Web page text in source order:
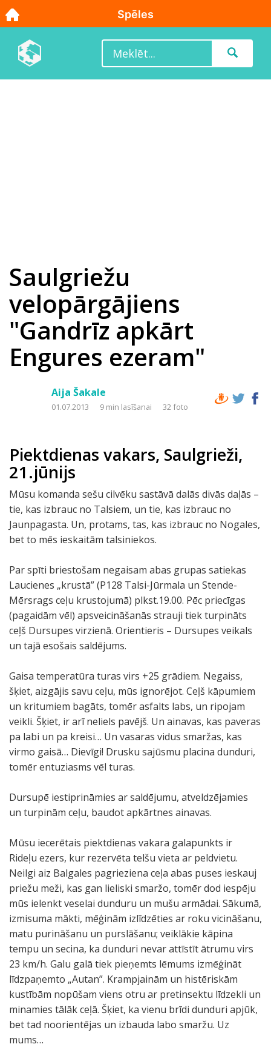
Saulgriežu
velopārgājiens
"Gandrīz apkārt
Engures ezeram"
Aija Šakale
01.07.2013 9 min lasīšanai 32 foto
Piektdienas vakars, Saulgrieži,
21.jūnijs
Mūsu komanda sešu cilvēku sastāvā dalās divās daļās –
tie, kas izbrauc no Talsiem, un tie, kas izbrauc no
Jaunpagasta. Un, protams, tas, kas izbrauc no Nogales,
bet to mēs ieskaitām talsiniekos.
Par spīti briestošam negaisam abas grupas satiekas
Laucienes „krustā” (P128 Talsi-Jūrmala un Stende-
Mērsrags ceļu krustojumā) plkst.19.00. Pēc priecīgas
(pagaidām vēl) apsveicināšanās strauji tiek turpināts
ceļš Dursupes virzienā. Orientieris – Dursupes veikals
un tajā esošais saldējums.
Gaisa temperatūra turas virs +25 grādiem. Negaiss,
šķiet, aizgājis savu ceļu, mūs ignorējot. Ceļš kāpumiem
un kritumiem bagāts, tomēr asfalts labs, un ripojam
veikli. Šķiet, ir arī neliels pavējš. Un ainavas, kas paveras
pa labi un pa kreisi… Un vasaras vidus smaržas, kas
virmo gaisā… Dievīgi! Drusku sajūsmu placina dunduri,
tomēr entuziasms vēl turas.
Dursupē iestiprināmies ar saldējumu, atveldzējamies
un turpinām ceļu, baudot apkārtnes ainavas.
Mūsu iecerētais piektdienas vakara galapunkts ir
Rideļu ezers, kur rezervēta telšu vieta ar peldvietu.
Neilgi aiz Balgales pagrieziena ceļa abas puses ieskauj
priežu meži, kas gan lieliski smaržo, tomēr dod iespēju
mūs ielenkt veselai dunduru un mušu armādai. Sākumā,
izmisuma mākti, mēģinām izlīdzēties ar roku vicināšanu,
matu purināšanu un purslāšanu; veiklākie kāpina
tempu un secina, ka dunduri nevar attīstīt ātrumu virs
23 km/h. Galu galā tiek pieņemts lēmums izmēģināt
līdzpaņemto „Autan”. Krampjainām un histēriskām
kustībām nopūšam viens otru ar pretinsektu līdzekli un
minamies tālāk ceļā. Šķiet, ka vienu brīdi dunduri apjūk,
bet tad noorientējas un izbauda labo smaržu. Uz
mums…